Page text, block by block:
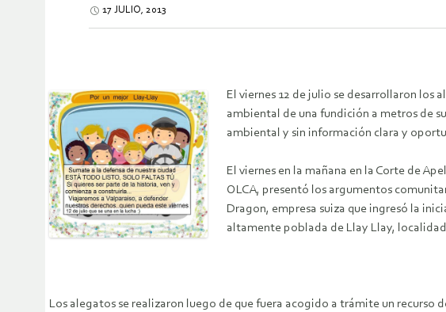
17 JULIO, 2013
El viernes 12 de julio se desarrollaron
ambiental de una fundición a metros de
ambiental y sin información clara y
El viernes en la mañana en la Corte de
OLCA, presentó los argumentos
Dragon, empresa suiza que ingresó la
altamente poblada de Llay Llay,
Los alegatos se realizaron luego de que fuera acogido a trámite un